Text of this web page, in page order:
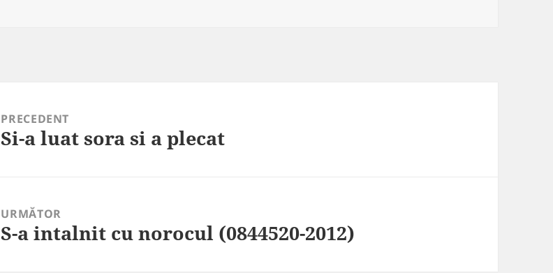
PRECEDENT
Articolul
Si-a luat sora si a plecat
URMĂTOR
Articolul
S-a intalnit cu norocul (0844520-2012)